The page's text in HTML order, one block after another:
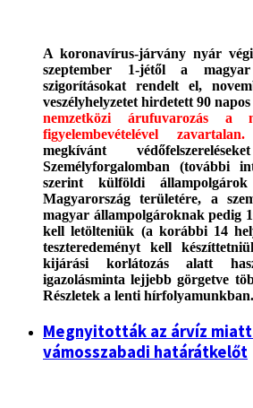
A koronavírus-járvány nyár
szeptember 1-jétől a
szigorításokat rendelt el,
veszélyhelyzetet hirdetett 90
nemzetközi árufuvarozás a
figyelembevételével zavartalan.
megkívánt
Személyforgalomban (további
szerint külföldi
Magyarország területére, a
magyar állampolgároknak pedig
kell letölteniük (a korábbi 14
teszteredeményt kell
kijárási korlátozás alatt
igazolásminta lejjebb görgetve
Részletek a lenti hírfolyamunkban.
Megnyitották az árvíz
vámosszabadi határátkelőt